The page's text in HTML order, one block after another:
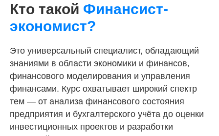
Кто такой Финансист-
экономист?
Это универсальный специалист, обладающий
знаниями в области экономики и финансов,
финансового моделирования и управления
финансами. Курс охватывает широкий спектр
тем — от анализа финансового состояния
предприятия и бухгалтерского учёта до оценки
инвестиционных проектов и разработки
Финансист-
экономист